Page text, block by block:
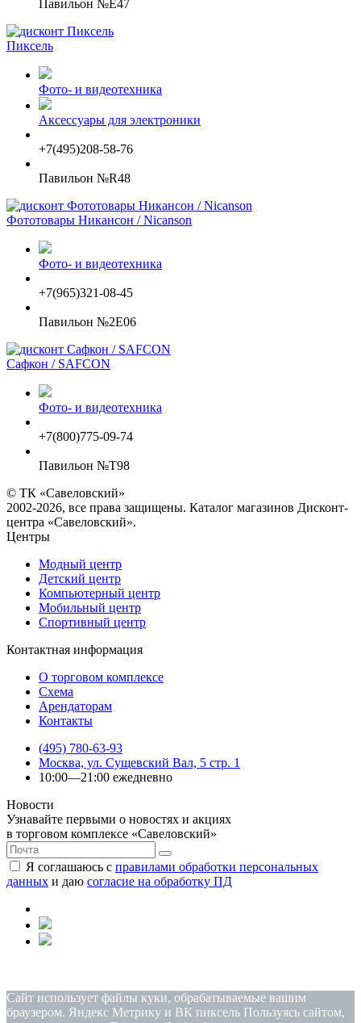
Павильон №E47
Пиксель
Фото- и видеотехника
Аксессуары для электроники
+7(495)208-58-76
Павильон №R48
Фототовары Никансон / Nicanson
Фото- и видеотехника
+7(965)321-08-45
Павильон №2E06
Сафкон / SAFCON
Фото- и видеотехника
+7(800)775-09-74
Павильон №T98
© ТК «Савеловский»
2002-2026, все права защищены. Каталог магазинов Дисконт-
центра «Савеловский».
Центры
Модный центр
Детский центр
Компьютерный центр
Мобильный центр
Спортивный центр
Контактная информация
О торговом комплексе
Схема
Арендаторам
Контакты
(495) 780-63-93
Москва, ул. Сущевский Вал, 5 стр. 1
10:00—21:00 ежедневно
Новости
Узнавайте первыми о новостях и акциях
в торговом комплексе «Савеловский»
Я соглашаюсь с правилами обработки персональных
данных и даю согласие на обработку ПД
Сайт использует файлы куки, обрабатываемые вашим
браузером. Яндекс Метрику и ВК пиксель Пользуясь сайтом,